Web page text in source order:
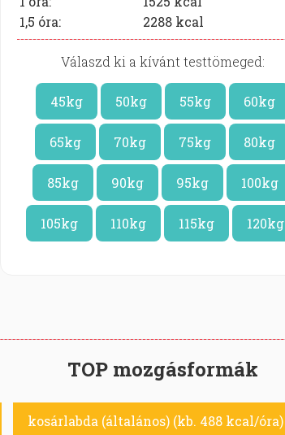
1,5 óra:
2288 kcal
Válaszd ki a kívánt testtömeged:
45kg 50kg 55kg 60kg
65kg 70kg 75kg 80kg
85kg 90kg 95kg 100kg
105kg 110kg 115kg 120kg
TOP mozgásformák
kosárlabda (általános) (kb. 488 kcal/óra)